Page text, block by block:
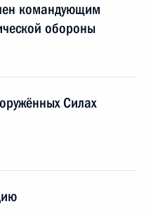
командующим
обороны
Силах